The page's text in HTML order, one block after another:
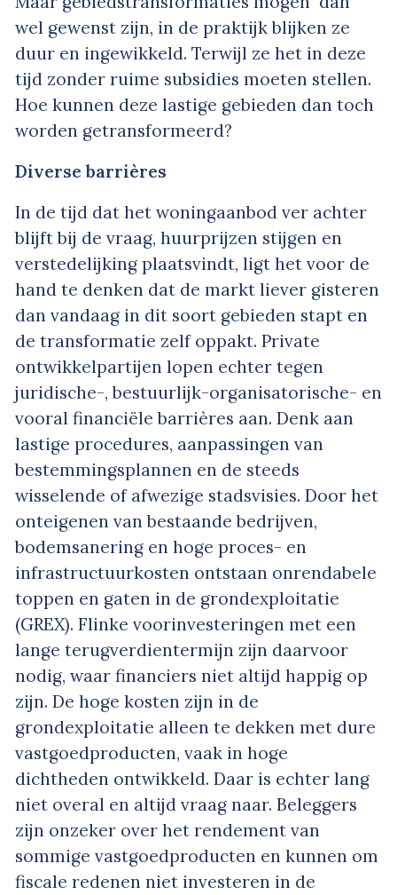
wel gewenst zijn, in de praktijk blijken ze
duur en ingewikkeld. Terwijl ze het in deze
tijd zonder ruime subsidies moeten stellen.
Hoe kunnen deze lastige gebieden dan toch
worden getransformeerd?
Diverse barrières
In de tijd dat het woningaanbod ver achter
blijft bij de vraag, huurprijzen stijgen en
verstedelijking plaatsvindt, ligt het voor de
hand te denken dat de markt liever gisteren
dan vandaag in dit soort gebieden stapt en
de transformatie zelf oppakt. Private
ontwikkelpartijen lopen echter tegen
juridische-, bestuurlijk-organisatorische- en
vooral financiële barrières aan. Denk aan
lastige procedures, aanpassingen van
bestemmingsplannen en de steeds
wisselende of afwezige stadsvisies. Door het
onteigenen van bestaande bedrijven,
bodemsanering en hoge proces- en
infrastructuurkosten ontstaan onrendabele
toppen en gaten in de grondexploitatie
(GREX). Flinke voorinvesteringen met een
lange terugverdientermijn zijn daarvoor
nodig, waar financiers niet altijd happig op
zijn. De hoge kosten zijn in de
grondexploitatie alleen te dekken met dure
vastgoedproducten, vaak in hoge
dichtheden ontwikkeld. Daar is echter lang
niet overal en altijd vraag naar. Beleggers
zijn onzeker over het rendement van
sommige vastgoedproducten en kunnen om
fiscale redenen niet investeren in de